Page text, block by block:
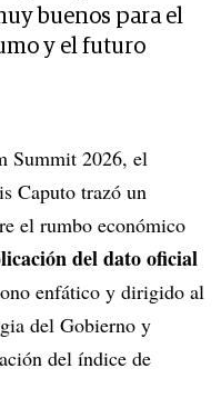
buenos para el
y el futuro
Summit 2026, el
Caputo trazó un
el rumbo económico
del dato oficial
enfático y dirigido al
del Gobierno y
del índice de